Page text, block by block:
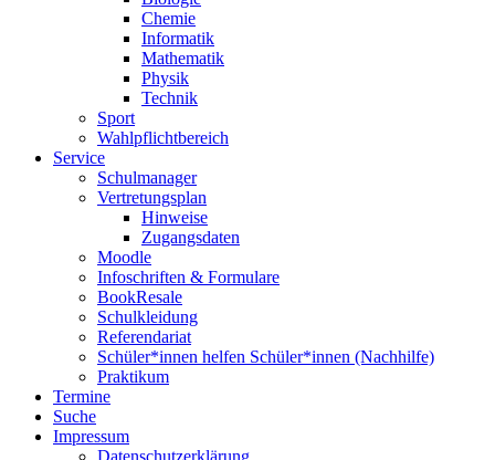
Chemie
Informatik
Mathematik
Physik
Technik
Sport
Wahlpflichtbereich
Service
Schulmanager
Vertretungsplan
Hinweise
Zugangsdaten
Moodle
Infoschriften & Formulare
BookResale
Schulkleidung
Referendariat
Schüler*innen helfen Schüler*innen (Nachhilfe)
Praktikum
Termine
Suche
Impressum
Datenschutzerklärung